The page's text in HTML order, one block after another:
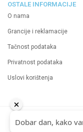
OSTALE INFORMACIJE
O nama
Grancije i reklamacije
Tačnost podataka
Privatnost podataka
Uslovi korištenja